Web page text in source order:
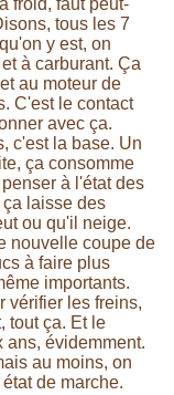
froid, faut peut-
tous les 7
y est, on
à carburant. Ça
au moteur de
C'est le contact
avec ça.
c'est la base. Un
ça consomme
à l'état des
laisse des
ou qu'il neige.
nouvelle coupe de
à faire plus
importants.
vérifier les freins,
tout ça. Et le
ans, évidemment.
au moins, on
de marche.